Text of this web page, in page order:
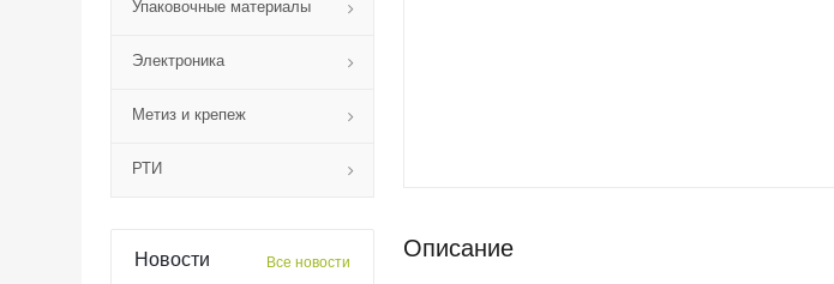
Упаковочные материалы
Электроника
Метиз и крепеж
РТИ
Новости Все новости
Описание